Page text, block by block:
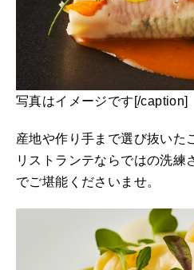
写真はイメージです[/caption]
産地や作り手まで選び抜いた
リストランテならではの洗練
でご堪能くださいませ。